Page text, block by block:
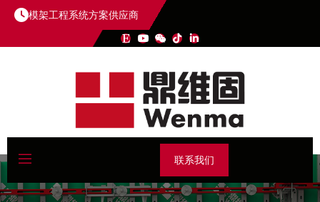
模架工程系统方案供应商
联系我们